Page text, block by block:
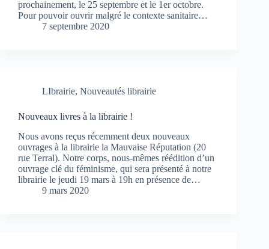
prochainement, le 25 septembre et le 1er octobre.
Pour pouvoir ouvrir malgré le contexte sanitaire…
7 septembre 2020
LIbrairie, Nouveautés librairie
Nouveaux livres à la librairie !
Nous avons reçus récemment deux nouveaux
ouvrages à la librairie la Mauvaise Réputation (20
rue Terral). Notre corps, nous-mêmes réédition d’un
ouvrage clé du féminisme, qui sera présenté à notre
librairie le jeudi 19 mars à 19h en présence de…
9 mars 2020